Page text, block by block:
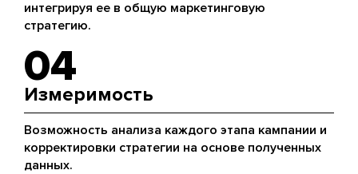
интегрируя ее в общую маркетинговую
стратегию.
04
Измеримость
Возможность анализа каждого этапа кампании и
корректировки стратегии на основе полученных
данных.